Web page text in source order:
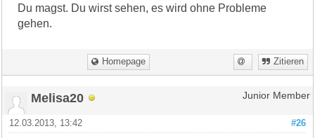
Du magst. Du wirst sehen, es wird ohne Probleme
gehen.
Homepage Zitieren
Melisa20 Junior Member
#26
12.03.2013, 13:42